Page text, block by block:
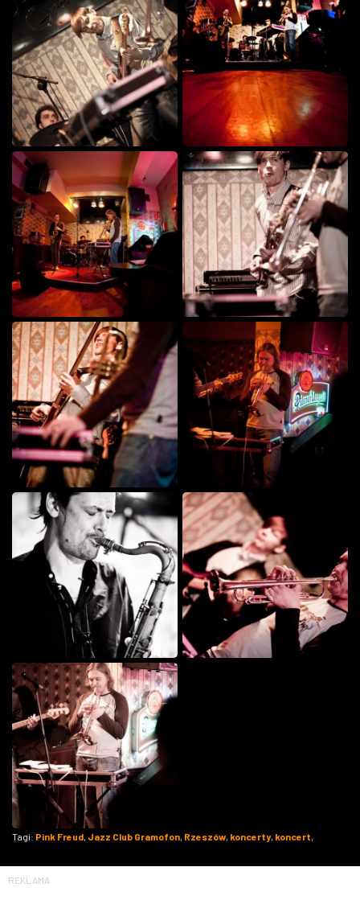
Tagi: Pink Freud, Jazz Club Gramofon, Rzeszów, koncerty, koncert,
REKLAMA